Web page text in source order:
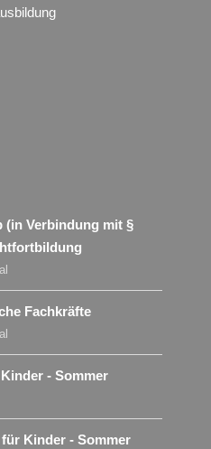
(in Verbindung mit §
Fachkräfte
- Sommer
Kinder - Sommer